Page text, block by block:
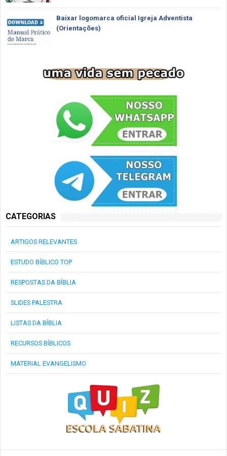
Baixar logomarca oficial Igreja Adventista
(Orientações)
CATEGORIAS
ARTIGOS RELEVANTES
ESTUDO BÍBLICO TOP
RESPOSTAS DA BÍBLIA
SLIDES PALESTRA
LISTAS DA BÍBLIA
RECURSOS BÍBLICOS
MATERIAL EVANGELISMO